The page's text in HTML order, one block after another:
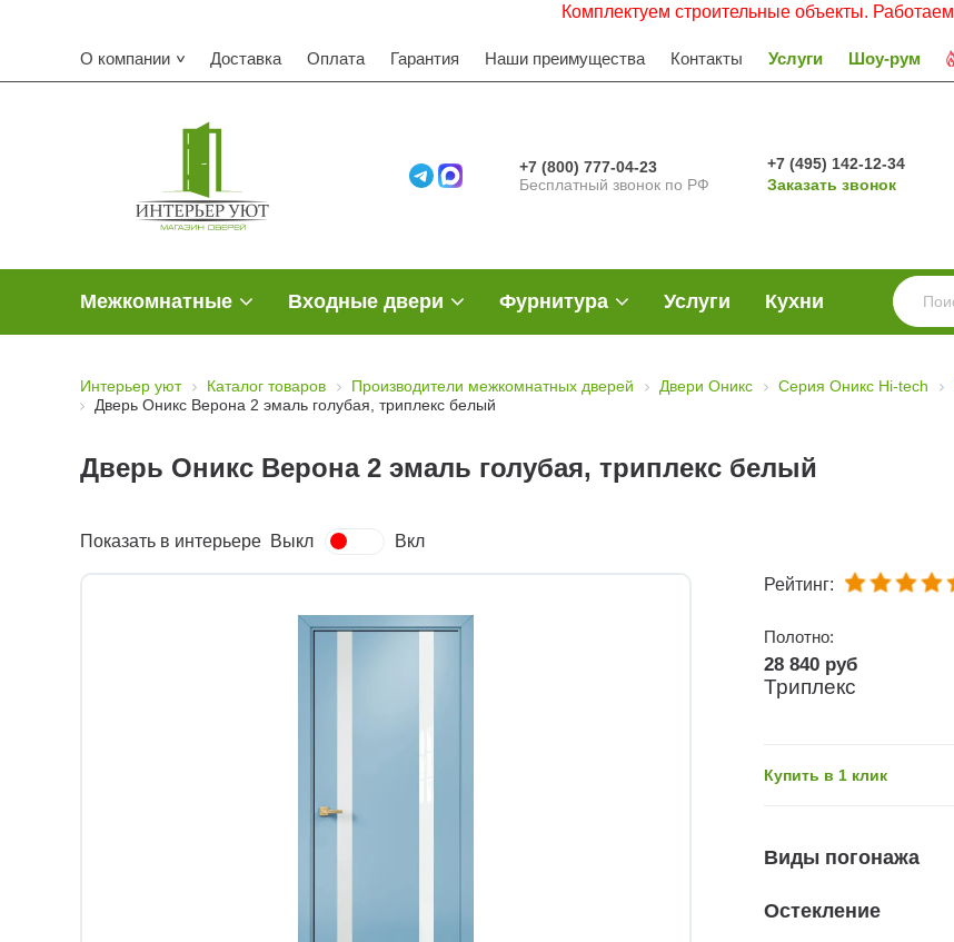
Комплектуем строительные объекты. Работаем с
О компании Доставка Оплата Гарантия Наши преимущества Контакты Услуги Шоу-рум
+7 (800) 777-04-23
Бесплатный звонок по РФ
+7 (495) 142-12-34
Заказать звонок
Межкомнатные Входные двери Фурнитура Услуги Кухни
Интерьер уют Каталог товаров Производители межкомнатных дверей Двери Оникс Серия Оникс Hi-tech
Дверь Оникс Верона 2 эмаль голубая, триплекс белый
Дверь Оникс Верона 2 эмаль голубая, триплекс белый
Показать в интерьере Выкл Вкл
Рейтинг:
Полотно:
28 840 руб
Триплекс
Купить в 1 клик
Виды погонажа
Остекление